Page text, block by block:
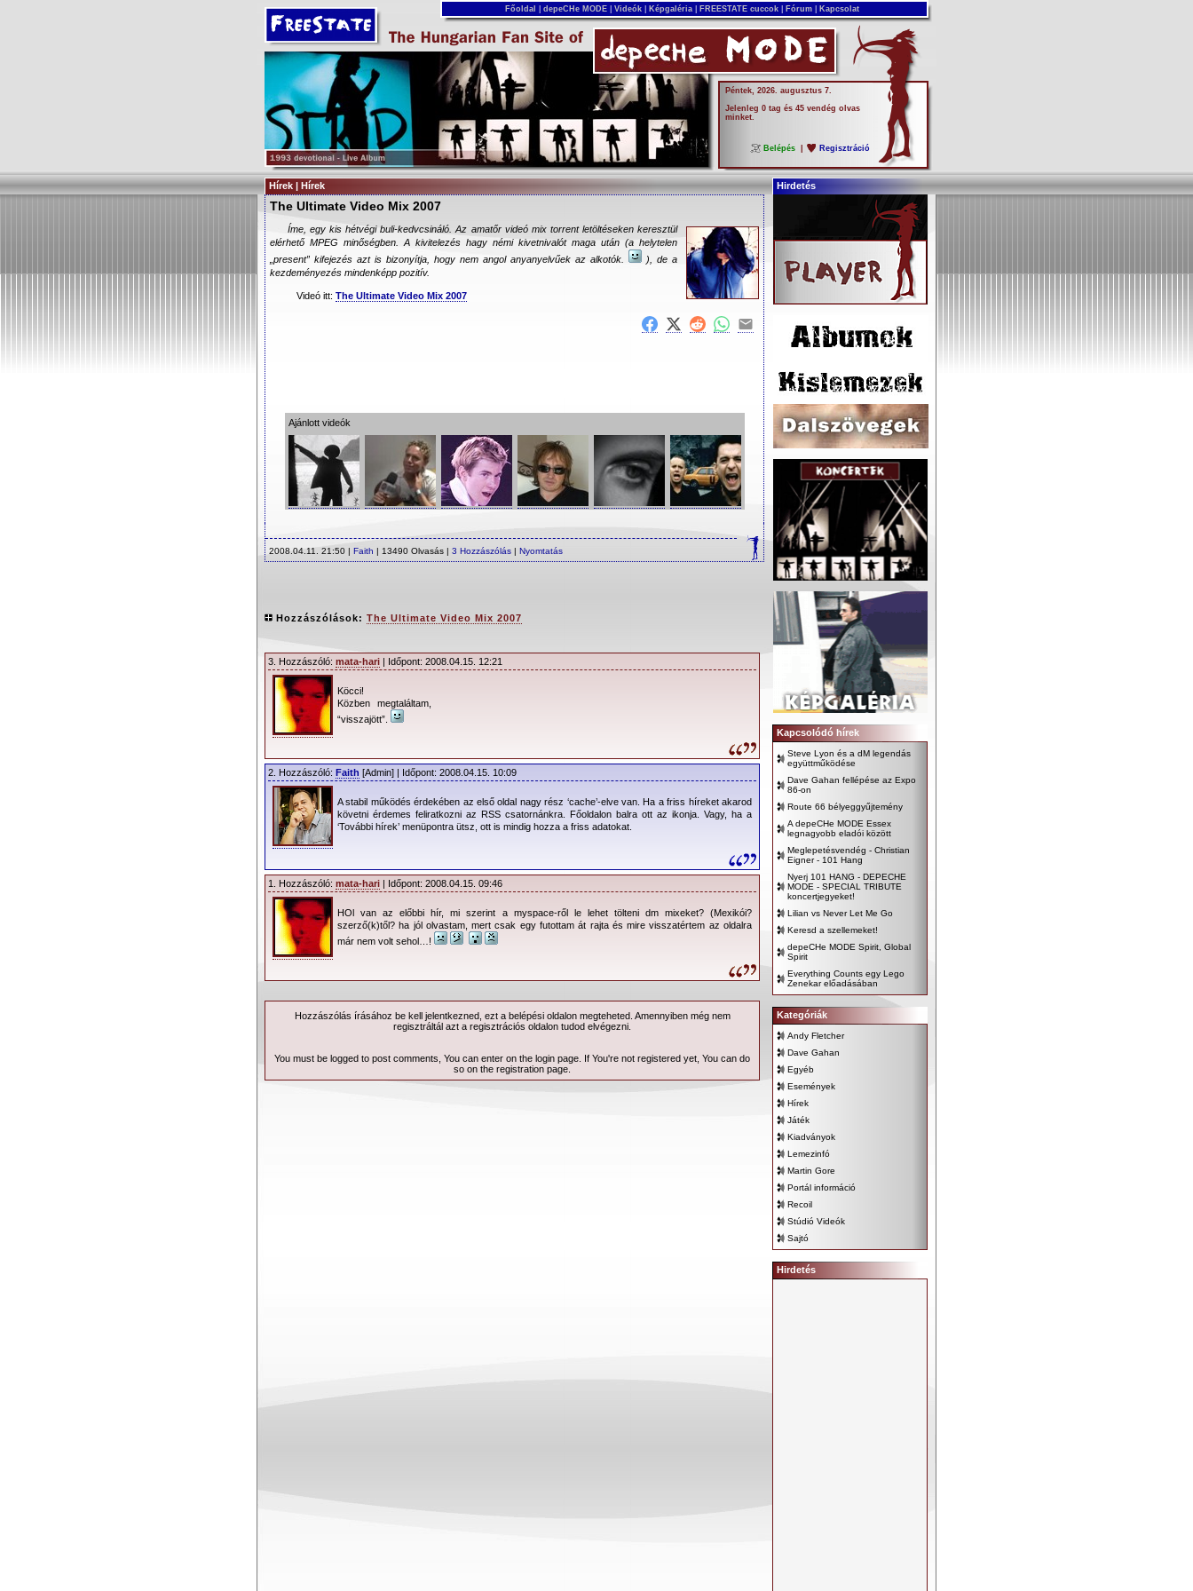
Főoldal depeCHe MODE Videók Képgaléria FREESTATE cuccok Fórum Kapcsolat
Péntek, 2026. augusztus 7.
Jelenleg 0 tag és 45 vendég olvas
minket.
Belépés Regisztráció
Hírek | Hírek Hirdetés
The Ultimate Video Mix 2007
Íme, egy kis hétvégi buli-kedvcsináló. Az amatőr videó mix torrent letöltéseken keresztül
elérhető MPEG minőségben. A kivitelezés hagy némi kivetnivalót maga után (a helytelen
„present” kifejezés azt is bizonyítja, hogy nem angol anyanyelvűek az alkotók.
), de a
kezdeményezés mindenképp pozitív.
Videó itt: The Ultimate Video Mix 2007
Ajánlott videók
2008.04.11. 21:50 | Faith | 13490 Olvasás | 3 Hozzászólás | Nyomtatás
Hozzászólások: The Ultimate Video Mix 2007
3. Hozzászóló: mata-hari | Időpont: 2008.04.15. 12:21
Köcci!
Közben megtaláltam,
“visszajött”.
2. Hozzászóló: Faith [Admin] | Időpont: 2008.04.15. 10:09
A stabil működés érdekében az első oldal nagy rész ‘cache’-elve van. Ha a friss híreket akarod
követni érdemes feliratkozni az RSS csatornánkra. Főoldalon balra ott az ikonja. Vagy, ha a
‘További hírek’ menüpontra ütsz, ott is mindig hozza a friss adatokat.
1. Hozzászóló: mata-hari | Időpont: 2008.04.15. 09:46
HOl van az előbbi hír, mi szerint a myspace-ről le lehet tölteni dm mixeket? (Mexikói?
szerző(k)től? ha jól olvastam, mert csak egy futottam át rajta és mire visszatértem az oldalra
már nem volt sehol…!
Hozzászólás írásához be kell jelentkezned, ezt a belépésioldalon megteheted. Amennyiben még nem
regisztráltál azt a regisztrációs oldalon tudod elvégezni.
You must be logged to post comments, You can enter on the login page . If You're not registered yet, You can do
so on the registration page
Kapcsolódó hírek
Steve Lyon és a dM legendás
együttműködése
Dave Gahan fellépése az Expo
86-on
Route 66 bélyeggyűjtemény
A depeCHe MODE Essex
legnagyobb eladói között
Meglepetésvendég - Christian
Eigner - 101 Hang
Nyerj 101 HANG - DEPECHE
MODE - SPECIAL TRIBUTE
koncertjegyeket!
Lilian vs Never Let Me Go
Keresd a szellemeket!
depeCHe MODE Spirit, Global
Spirit
Everything Counts egy Lego
Zenekar előadásában
Kategóriák
Andy Fletcher
Dave Gahan
Egyéb
Események
Hírek
Játék
Kiadványok
Lemezinfó
Martin Gore
Portál információ
Recoil
Stúdió Videók
Sajtó
Hirdetés